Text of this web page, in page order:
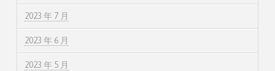
2023 年 7 月
2023 年 6 月
2023 年 5 月